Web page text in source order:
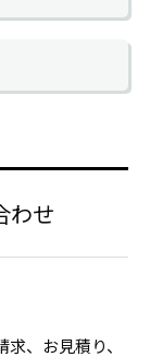
わせ
、お見積り、